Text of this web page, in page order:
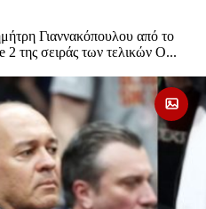
Γιαννακόπουλου από το
2 της σειράς των τελικών Ο...